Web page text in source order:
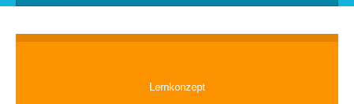
Lernkonzept